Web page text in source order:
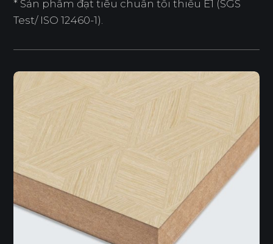
* Sản phẩm đạt tiêu chuẩn tối thiểu E1 (SGS
Test/ ISO 12460-1).